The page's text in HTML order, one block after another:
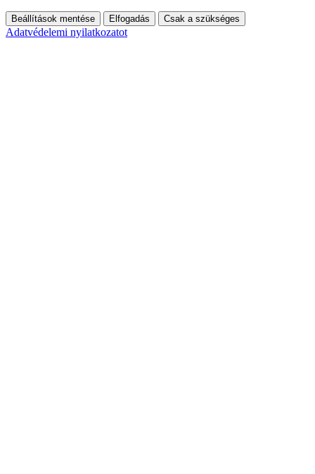
Beállítások mentése Elfogadás Csak a szükséges
Adatvédelemi nyilatkozatot